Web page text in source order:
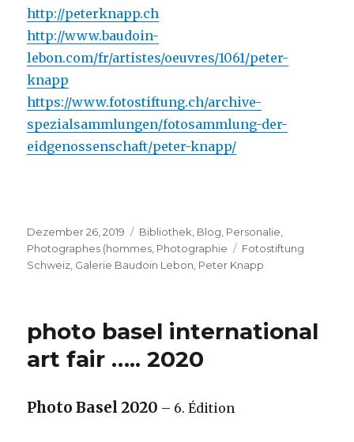
http://peterknapp.ch
http://www.baudoin-
lebon.com/fr/artistes/oeuvres/1061/peter-
knapp
https://www.fotostiftung.ch/archive-
spezialsammlungen/fotosammlung-der-
eidgenossenschaft/peter-knapp/
Veröffentlicht
am
Dezember 26, 2019 Kategorien
Bibliothek Blog Personalie
Photographes (hommes Photographie Schlagwörter
Fotostiftung
Schweiz Galerie Baudoin Lebon Peter Knapp
photo basel international
art fair ….. 2020
Photo Basel 2020 – 6. Édition